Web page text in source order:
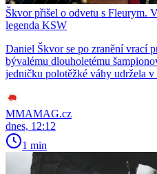
Škvor přišel o odvetu s Fleurym.
legenda KSW
Daniel Škvor se po zranění vrací
bývalému dlouholetému
jedničku polotěžké váhy udržela v
MMAMAG.cz
dnes, 12:12
1 min